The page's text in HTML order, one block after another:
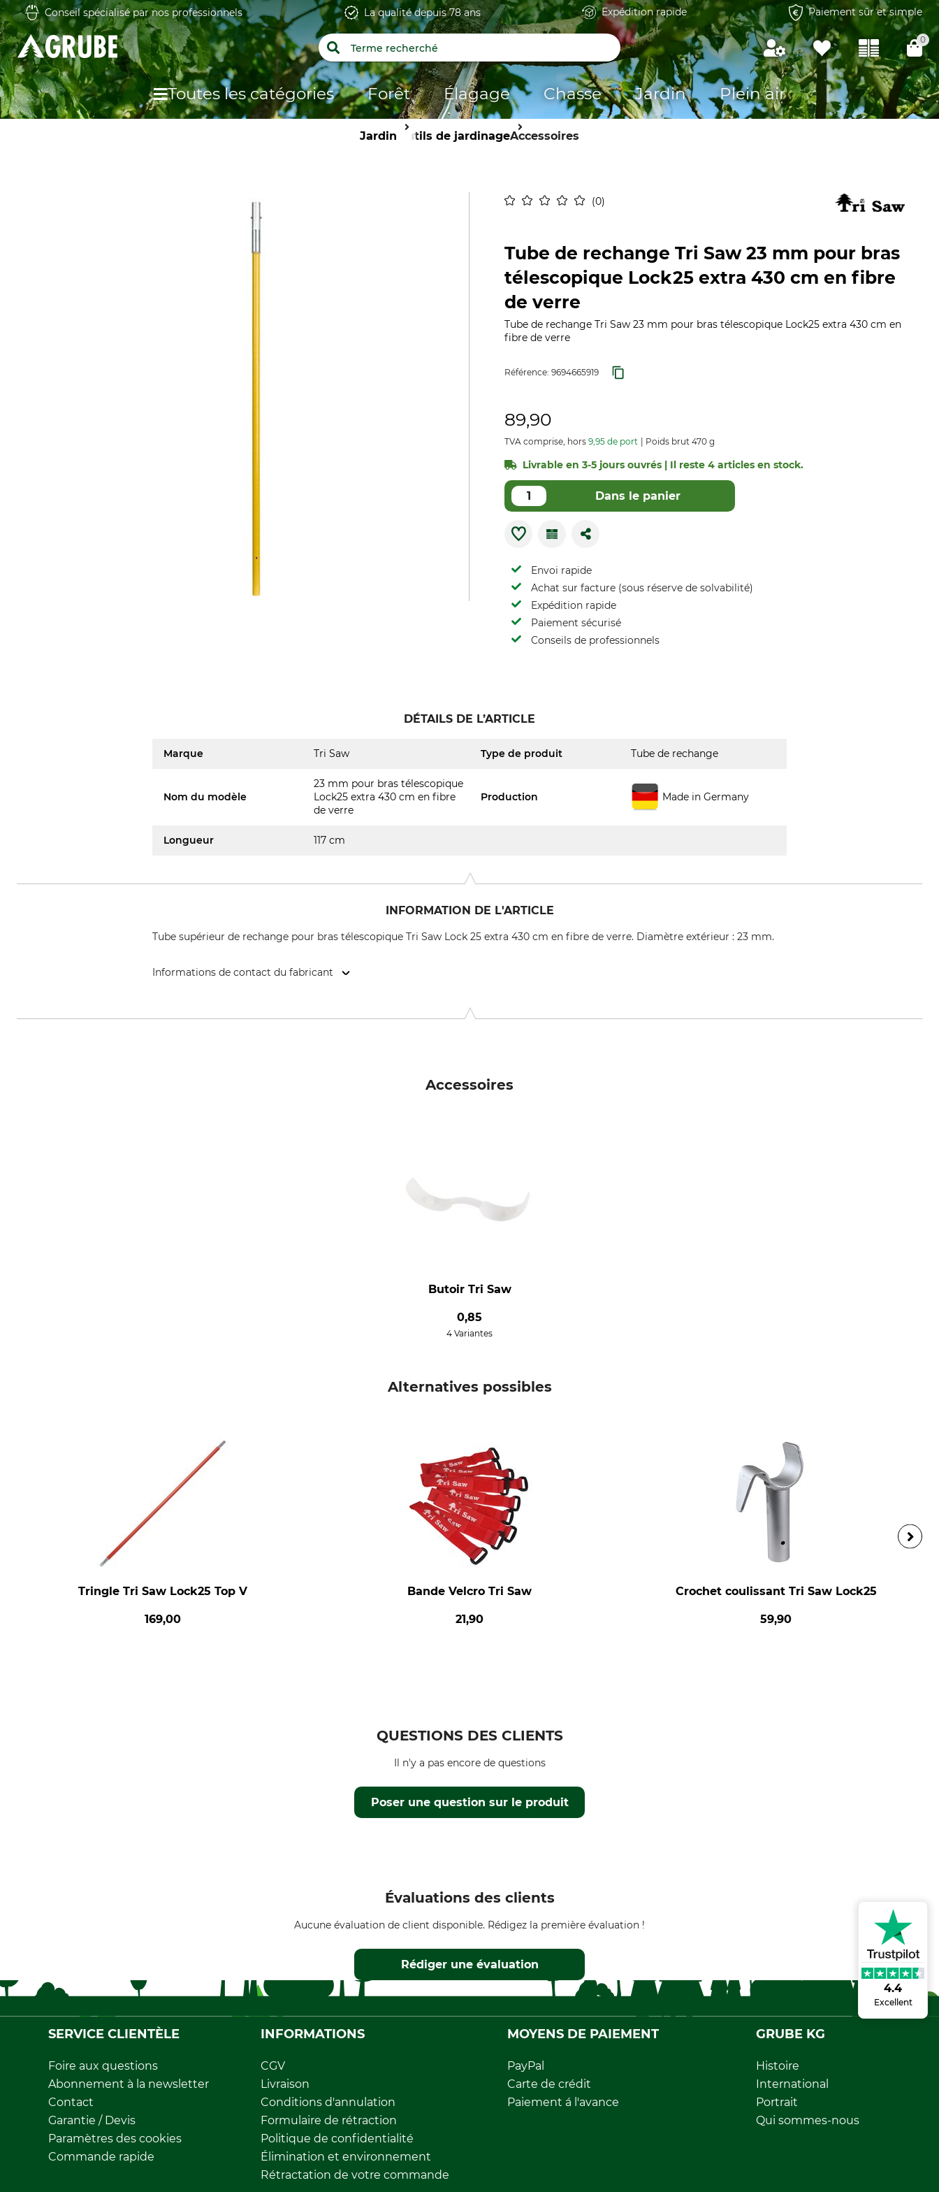
4.4
Excellent
Conseil spécialisé par nos professionnels La qualité depuis 78 ans Expédition rapide Paiement sûr et simple
0
Toutes les catégories Forêt Élagage Chasse Jardin Plein air
Jardin Outils de jardinageAccessoires
0
Tube de rechange Tri Saw 23 mm pour bras
télescopique Lock25 extra 430 cm en fibre
de verre
Tube de rechange Tri Saw 23 mm pour bras télescopique Lock25 extra 430 cm en
fibre de verre
Référence: 9694665919
89,90
TVA comprise, hors 9,95 de port Poids brut 470 g
Livrable en 3-5 jours ouvrés | Il reste 4 articles en stock.
Dans le panier
Envoi rapide
Achat sur facture (sous réserve de solvabilité)
Expédition rapide
Paiement sécurisé
Conseils de professionnels
DÉTAILS DE L’ARTICLE
Marque Tri Saw Type de produit Tube de rechange
Nom du modèle
23 mm pour bras télescopique
Lock25 extra 430 cm en fibre
de verre
Production Made in Germany
Longueur 117 cm
INFORMATION DE L'ARTICLE
Tube supérieur de rechange pour bras télescopique Tri Saw Lock 25 extra 430 cm en fibre de verre. Diamètre extérieur : 23 mm.
Informations de contact du fabricant
Accessoires
Butoir Tri Saw
0,85
4 Variantes
Alternatives possibles
Tringle Tri Saw Lock25 Top V
169,00
Bande Velcro Tri Saw
21,90
Crochet coulissant Tri Saw Lock25
59,90
QUESTIONS DES CLIENTS
Poser une question sur le produit
Il n'y a pas encore de questions
Évaluations des clients
Aucune évaluation de client disponible. Rédigez la première évaluation !
Rédiger une évaluation
SERVICE CLIENTÈLE
Foire aux questions
Abonnement à la newsletter
Contact
Garantie / Devis
Paramètres des cookies
Commande rapide
INFORMATIONS
CGV
Livraison
Conditions d'annulation
Formulaire de rétraction
Politique de confidentialité
Élimination et environnement
Rétractation de votre commande
MOYENS DE PAIEMENT
PayPal
Carte de crédit
Paiement á l'avance
GRUBE KG
Histoire
International
Portrait
Qui sommes-nous